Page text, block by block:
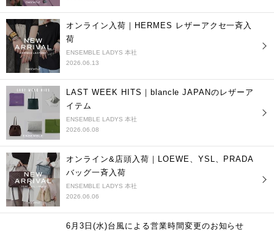
オンライン入荷｜HERMES レザーアクセ一斉入
荷
ENSEMBLE LADYS 本社
2026.06.13
LAST WEEK HITS｜blancle JAPANのレザーア
イテム
ENSEMBLE LADYS 本社
2026.06.08
オンライン&店頭入荷｜LOEWE、YSL、PRADA
バッグ一斉入荷
ENSEMBLE LADYS 本社
2026.06.06
6月3日(水)台風による営業時間変更のお知らせ